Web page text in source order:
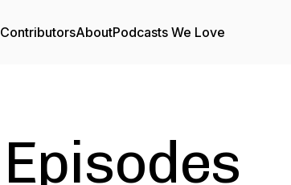
ContributorsAboutPodcasts We Love
Episodes